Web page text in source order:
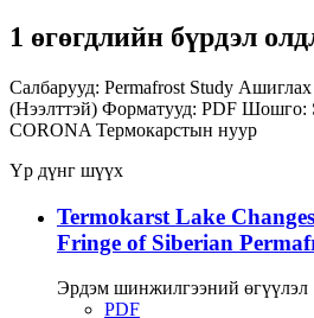
1 өгөгдлийн бүрдэл
Салбарууд: Permafrost Study Ашиглах
(Нээлттэй) Форматууд: PDF Шошго:
CORONA Термокарстын нуур
Үр дүнг шүүх
Termokarst Lake
Fringe of Siberian
Эрдэм шинжилгээний өгүүлэл
PDF